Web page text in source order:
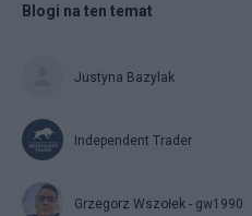
Blogi na ten temat
Justyna Bazylak
Independent Trader
Grzegorz Wszołek - gw1990